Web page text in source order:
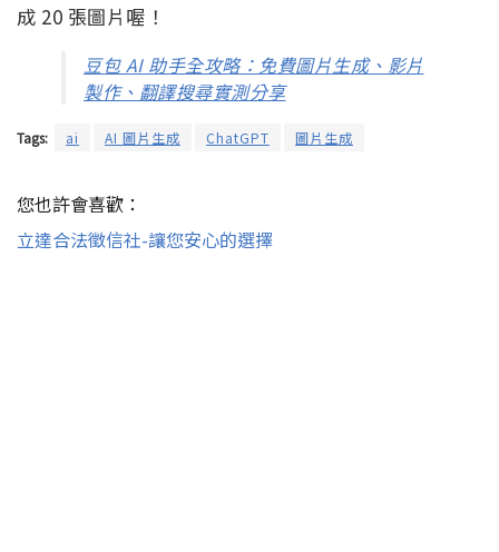
成 20 張圖片喔！
豆包 AI 助手全攻略：免費圖片生成、影片
製作、翻譯搜尋實測分享
Tags: ai AI 圖片生成 ChatGPT 圖片生成
您也許會喜歡：
立達合法徵信社-讓您安心的選擇